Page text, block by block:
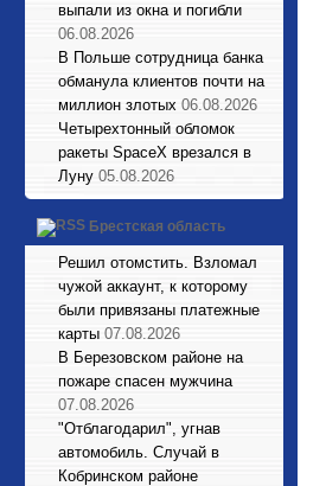
выпали из окна и погибли
06.08.2026
В Польше сотрудница банка
обманула клиентов почти на
миллион злотых 06.08.2026
Четырехтонный обломок
ракеты SpaceX врезался в
Луну 05.08.2026
Брестская область
Решил отомстить. Взломал
чужой аккаунт, к которому
были привязаны платежные
карты 07.08.2026
В Березовском районе на
пожаре спасен мужчина
07.08.2026
"Отблагодарил", угнав
автомобиль. Случай в
Кобринском районе